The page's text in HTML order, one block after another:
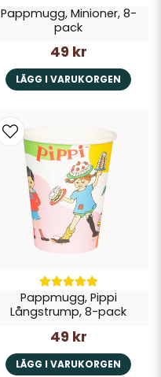
Pappmugg, Minioner, 8-
pack
49 kr
LÄGG I VARUKORGEN
Pappmugg, Pippi
Långstrump, 8-pack
49 kr
LÄGG I VARUKORGEN